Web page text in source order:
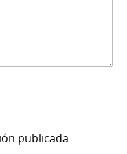
publicada